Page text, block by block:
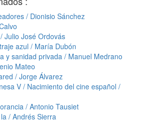
/ Dionisio Sánchez
Julio José Ordovás
azul / María Dubón
y sanidad privada / Manuel Medrano
Mateo
/ Jorge Álvarez
V / Nacimiento del cine español /
/ Antonio Tausiet
/ Andrés Sierra